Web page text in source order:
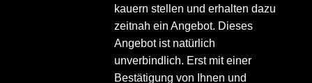
kauern stellen und erhalten dazu
zeitnah ein Angebot. Dieses
Angebot ist natürlich
unverbindlich. Erst mit einer
Bestätigung von Ihnen und